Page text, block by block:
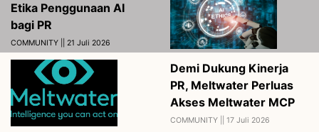
Etika Penggunaan AI
bagi PR
COMMUNITY || 21 Juli 2026
Demi Dukung Kinerja
PR, Meltwater Perluas
Akses Meltwater MCP
COMMUNITY || 17 Juli 2026